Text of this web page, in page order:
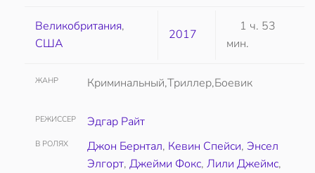
Великобритания,
США
2017
1 ч. 53
мин.
ЖАНР Криминальный,Триллер,Боевик
РЕЖИССЕР Эдгар Райт
В РОЛЯХ Джон Бернтал, Кевин Спейси, Энсел
Элгорт, Джейми Фокс, Лили Джеймс,